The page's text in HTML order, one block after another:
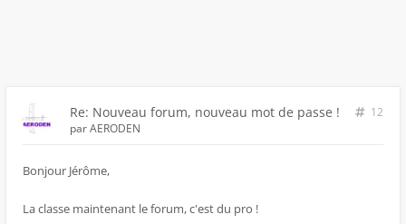
Re: Nouveau forum, nouveau mot de passe !
12
parAERODEN
Bonjour Jérôme,
La classe maintenant le forum, c'est du pro !